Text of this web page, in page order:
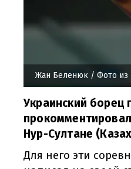
Жан Беленюк / Фото из
Украинский борец
Нур-Султане
Для него эти